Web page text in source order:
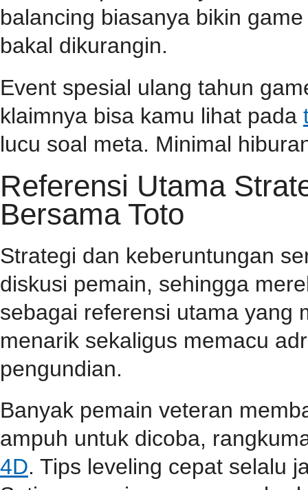
balancing biasanya bikin
bakal dikurangin.
Event spesial ulang tahun
klaimnya bisa kamu lihat pada
lucu soal meta. Minimal
Referensi Utama
Bersama Toto
Strategi dan keberuntungan
diskusi pemain, sehingga
sebagai referensi utama yang
menarik sekaligus memacu
pengundian.
Banyak pemain veteran
ampuh untuk dicoba,
4D. Tips leveling cepat selalu